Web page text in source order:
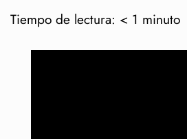
Tiempo de lectura: < 1 minuto